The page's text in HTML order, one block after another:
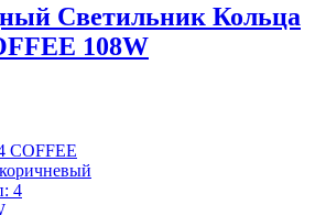
Светильник Кольца
108W
COFFEE
4